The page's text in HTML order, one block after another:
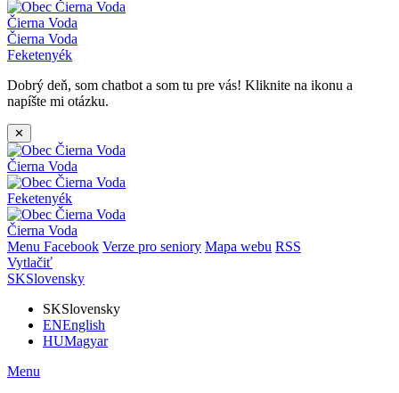
Čierna Voda
Čierna Voda
Feketenyék
Dobrý deň, som chatbot a som tu pre vás! Kliknite na ikonu a
napíšte mi otázku.
✕
Čierna Voda
Feketenyék
Čierna Voda
Menu Facebook Verze pro seniory Mapa webu RSS
Vytlačiť
SKSlovensky
SKSlovensky
ENEnglish
HUMagyar
Menu